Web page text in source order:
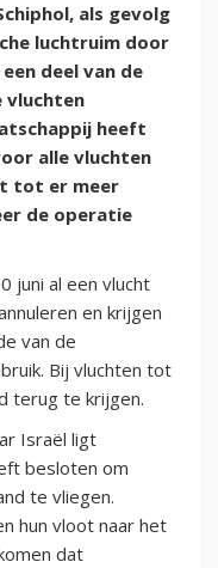
als gevolg
luchtruim door
deel van de
vluchten
heeft
alle vluchten
tot er meer
de operatie
juni al een vlucht
en krijgen
van de
Bij vluchten tot
terug te krijgen.
Israël ligt
besloten om
te vliegen.
hun vloot naar het
dat